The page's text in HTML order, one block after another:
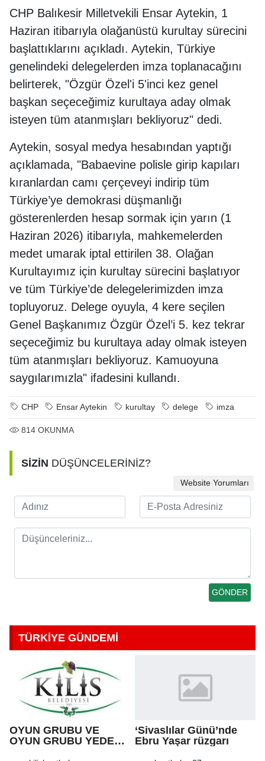
CHP Balıkesir Milletvekili Ensar Aytekin, 1
Haziran itibarıyla olağanüstü kurultay sürecini
başlattıklarını açıkladı. Aytekin, Türkiye
genelindeki delegelerden imza toplanacağını
belirterek, "Özgür Özel'i 5'inci kez genel
başkan seçeceğimiz kurultaya aday olmak
isteyen tüm atanmışları bekliyoruz" dedi.
Aytekin, sosyal medya hesabından yaptığı
açıklamada, "Babaevine polisle girip kapıları
kıranlardan camı çerçeveyi indirip tüm
Türkiye’ye demokrasi düşmanlığı
gösterenlerden hesap sormak için yarın (1
Haziran 2026) itibarıyla, mahkemelerden
medet umarak iptal ettirilen 38. Olağan
Kurultayımız için kurultay sürecini başlatıyor
ve tüm Türkiye’de delegelerimizden imza
topluyoruz. Delege oyuyla, 4 kere seçilen
Genel Başkanımız Özgür Özel’i 5. kez tekrar
seçeceğimiz bu kurultaya aday olmak isteyen
tüm atanmışları bekliyoruz. Kamuoyuna
saygılarımızla" ifadesini kullandı.
CHP Ensar Aytekin kurultay delege imza
814 OKUNMA
SİZİN DÜŞÜNCELERİNİZ?
Website Yorumları
TÜRKİYE GÜNDEMİ
OYUN GRUBU VE
OYUN GRUBU YEDEK
‘Sivaslılar Günü’nde
Ebru Yaşar rüzgarı